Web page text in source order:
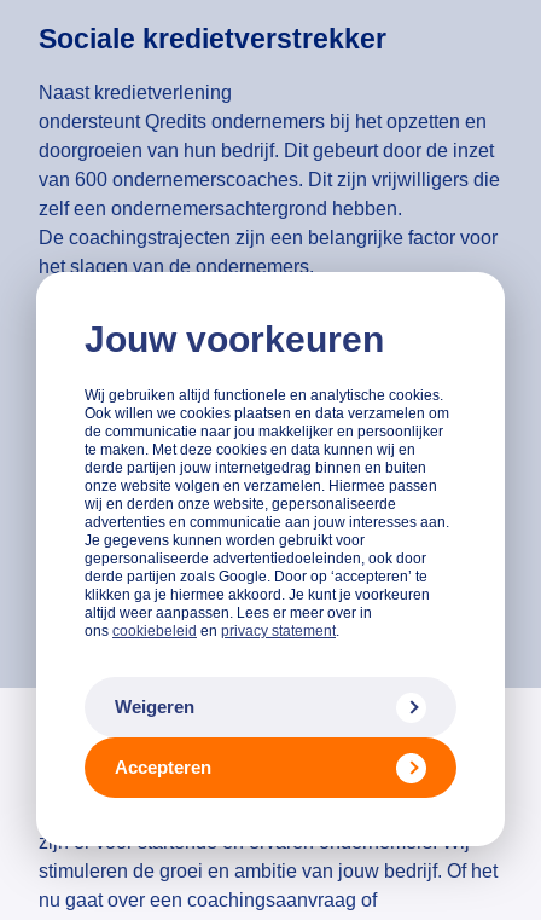
Jouw voorkeuren
Wij gebruiken altijd functionele en analytische cookies.
Ook willen we cookies plaatsen en data verzamelen om
de communicatie naar jou makkelijker en persoonlijker
te maken. Met deze cookies en data kunnen wij en
derde partijen jouw internetgedrag binnen en buiten
onze website volgen en verzamelen. Hiermee passen
wij en derden onze website, gepersonaliseerde
advertenties en communicatie aan jouw interesses aan.
Je gegevens kunnen worden gebruikt voor
gepersonaliseerde advertentiedoeleinden, ook door
derde partijen zoals Google. Door op ‘accepteren’ te
klikken ga je hiermee akkoord. Je kunt je voorkeuren
altijd weer aanpassen. Lees er meer over in
ons cookiebeleid en privacy statement.
Weigeren
Accepteren
Sociale kredietverstrekker
Naast kredietverlening
ondersteunt Qredits ondernemers bij het opzetten en
doorgroeien van hun bedrijf. Dit gebeurt door de inzet
van 600 ondernemerscoaches. Dit zijn vrijwilligers die
zelf een ondernemersachtergrond hebben.
De coachingstrajecten zijn een belangrijke factor voor
het slagen van de ondernemers.
Uit onderzoek van Qredits blijkt dat 90% van deze
bedrijven na 3 jaar nog bestaat. Ondernemers kunnen
diverse trainingen en e-learningmodules worden
aangeboden.
Sinds enkele jaren is de organisatie ook actief op
scholen met het onderwijsprogramma ‘EigenBaas’
Inmiddels hebben 5000 studenten dit programma
gevolgd. Dit alles draagt bij aan de visie om
ondernemerschap te bevorderen.
Krediet, Training & Coaching
zijn er voor startende en ervaren ondernemers. Wij
stimuleren de groei en ambitie van jouw bedrijf. Of het
nu gaat over een coachingsaanvraag of